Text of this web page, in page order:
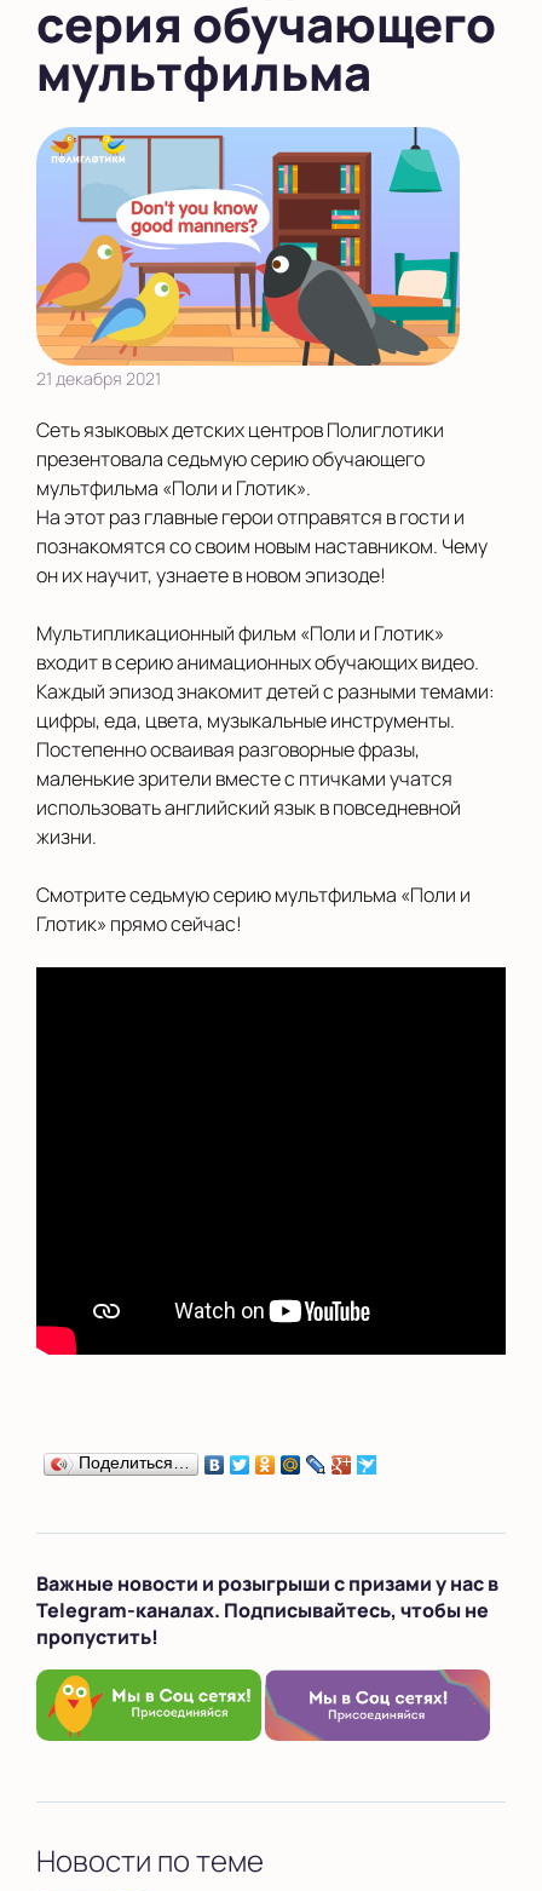
Екатеринбург
Калининград
Камышлов
Курск
Ленинградская
область
Махачкала
Москва
Московская область
Нижний Новгород
Новороссийск
Новосибирск
Новый Уренгой
Орел
Оренбург
Павлово
Салехард
Школы
Ярославль
Выбрать другую страну
серия обучающего
мультфильма
21 декабря 2021
Сеть языковых детских центров Полиглотики
презентовала седьмую серию обучающего
мультфильма «Поли и Глотик».
На этот раз главные герои отправятся в гости и
познакомятся со своим новым наставником. Чему
он их научит, узнаете в новом эпизоде!
Мультипликационный фильм «Поли и Глотик»
входит в серию анимационных обучающих видео.
Каждый эпизод знакомит детей с разными темами:
цифры, еда, цвета, музыкальные инструменты.
Постепенно осваивая разговорные фразы,
маленькие зрители вместе с птичками учатся
использовать английский язык в повседневной
жизни.
Смотрите седьмую серию мультфильма «Поли и
Глотик» прямо сейчас!
Поделиться…
Важные новости и розыгрыши с призами у нас в
Telegram-каналах. Подписывайтесь, чтобы не
пропустить!
Новости по теме